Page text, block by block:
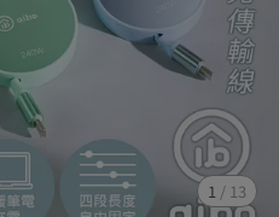
1 / 13